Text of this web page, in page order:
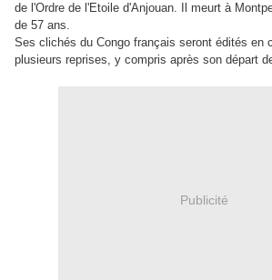
de l'Ordre de l'Etoile d'Anjouan. Il meurt à
de 57 ans.
Ses clichés du Congo français seront édités en
plusieurs reprises, y compris après son départ
Publicité